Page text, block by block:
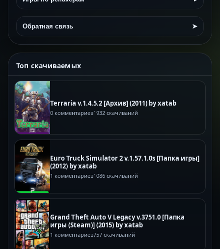
Обратная связь ➤
Топ скачиваемых
Terraria v.1.4.5.2 [Архив] (2011) by xatab
0 комментариев1932 скачиваний
Euro Truck Simulator 2 v.1.57.1.0s [Папка игры]
(2012) by xatab
1 комментариев1086 скачиваний
Grand Theft Auto V Legacy v.3751.0 [Папка
игры (Steam)] (2015) by xatab
1 комментариев757 скачиваний